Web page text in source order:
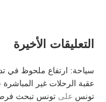
التعليقات الأخيرة
سياحة: ارتفاع ملحوظ في
عقبة الرحلات غير
تونس على تونس تبحث فرص